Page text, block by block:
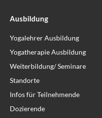
Ausbildung
Yogalehrer Ausbildung
Yogatherapie Ausbildung
Weiterbildung/ Seminare
Standorte
Infos für Teilnehmende
Dozierende